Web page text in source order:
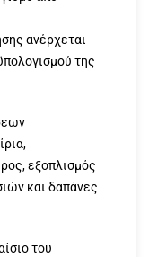
ανέρχεται
της
εξοπλισμός
και δαπάνες
του